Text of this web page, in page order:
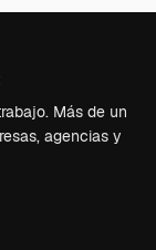
Más de un
agencias y